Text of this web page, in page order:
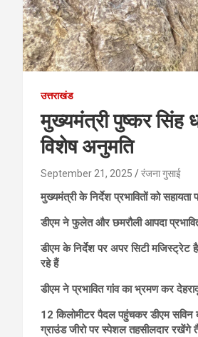
उत्तराखंड
मुख्यमंत्री पुष्कर सिंह
विशेष अनुमति
September 21, 2025 रंजना गुसाई
मुख्यमंत्री के निर्देश प्रभावितों को सहायता
डीएम ने फुलेत और छमरौली आपदा प्रभावित
डीएम के निर्देश पर अपर सिटी मजिस्ट्रेट
रहे हैं
डीएम ने प्रभावित गांव का भ्रमण कर
12 किलोमीटर पैदल पहुंचकर डीएम सविन
ग्राउंड जीरो पर स्पेशल तहसीलदार रखेंगे